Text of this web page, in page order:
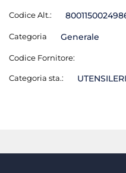
Codice Alt.:
Categoria Generale
Codice Fornitore:
Categoria sta.: